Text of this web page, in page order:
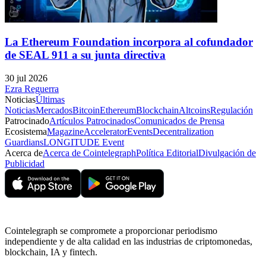
La Ethereum Foundation incorpora al cofundador
de SEAL 911 a su junta directiva
30 jul 2026
Ezra Reguerra
NoticiasÚltimas
NoticiasMercadosBitcoinEthereumBlockchainAltcoinsRegulación
PatrocinadoArtículos PatrocinadosComunicados de Prensa
EcosistemaMagazineAcceleratorEventsDecentralization
GuardiansLONGITUDE Event
Acerca deAcerca de CointelegraphPolítica EditorialDivulgación de
Publicidad
Cointelegraph se compromete a proporcionar periodismo
independiente y de alta calidad en las industrias de criptomonedas,
blockchain, IA y fintech.